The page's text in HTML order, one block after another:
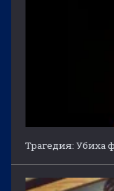
Трагедия: Убиха